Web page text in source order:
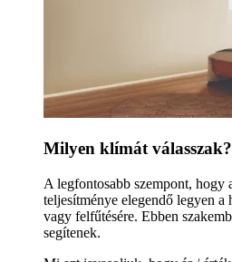
Milyen klímát válasszak?
A legfontosabb szempont, hogy
teljesítménye elegendő legyen a
vagy felfűtésére. Ebben
segítenek.